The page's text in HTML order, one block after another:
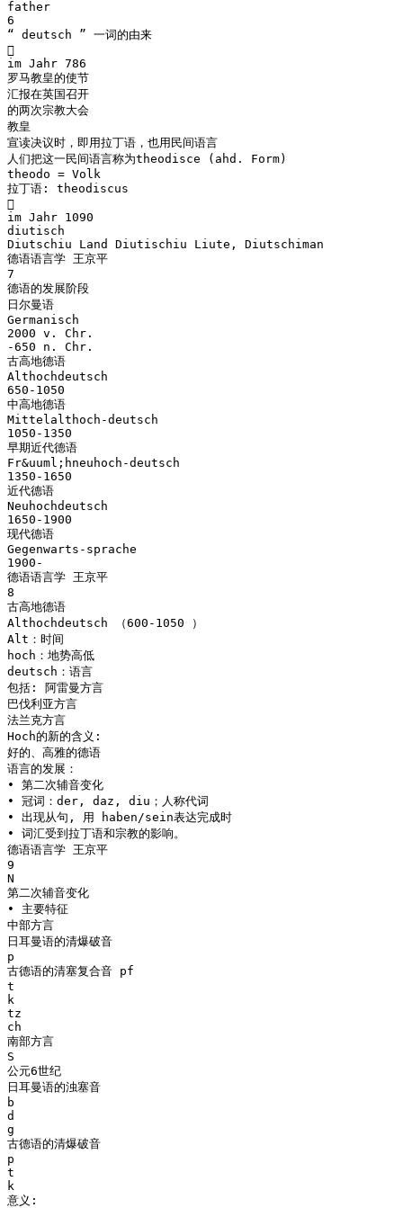
father
6
“ deutsch ” 一词的由来

im Jahr 786
罗马教皇的使节
汇报在英国召开
的两次宗教大会
教皇
宣读决议时，即用拉丁语，也用民间语言
人们把这一民间语言称为theodisce (ahd. Form)
theodo = Volk
拉丁语: theodiscus

im Jahr 1090
diutisch
Diutschiu Land Diutischiu Liute, Diutschiman
德语语言学 王京平
7
德语的发展阶段
日尔曼语
Germanisch
2000 v. Chr.
-650 n. Chr.
古高地德语
Althochdeutsch
650-1050
中高地德语
Mittelalthoch-deutsch
1050-1350
早期近代德语
Fr&uuml;hneuhoch-deutsch
1350-1650
近代德语
Neuhochdeutsch
1650-1900
现代德语
Gegenwarts-sprache
1900-
德语语言学 王京平
8
古高地德语
Althochdeutsch （600-1050 ）
Alt：时间
hoch：地势高低
deutsch：语言
包括: 阿雷曼方言
巴伐利亚方言
法兰克方言
Hoch的新的含义:
好的、高雅的德语
语言的发展：
• 第二次辅音变化
• 冠词：der, daz, diu；人称代词
• 出现从句, 用 haben/sein表达完成时
• 词汇受到拉丁语和宗教的影响。
德语语言学 王京平
9
N
第二次辅音变化
• 主要特征
中部方言
日耳曼语的清爆破音
p
古德语的清塞复合音 pf
t
k
tz
ch
南部方言
S
公元6世纪
日耳曼语的浊塞音
b
d
g
古德语的清爆破音
p
t
k
意义: